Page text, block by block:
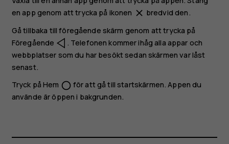
en app genom att trycka på ikonen close bredvid den.
Gå tillbaka till föregående skärm genom att trycka på
Föregående
. Telefonen kommer ihåg alla appar och
webbplatser som du har besökt sedan skärmen var låst
senast.
Tryck på Hem panorama_fish_eye för att gå till startskärmen. Appen du
använde är öppen i bakgrunden.